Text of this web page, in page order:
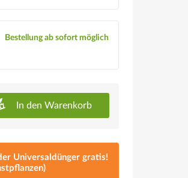
Bestellung ab sofort möglich
In den Warenkorb
Universaldünger gratis!